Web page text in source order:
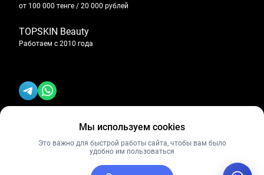
от 100 000 тенге / 20 000 рублей
TOPSKIN Beauty
Работаем с 2010 года
Политика конфиденциальности
Публичная оферта
Мы используем cookies
Это важно для быстрой работы сайта, чтобы вам было
удобно им пользоваться